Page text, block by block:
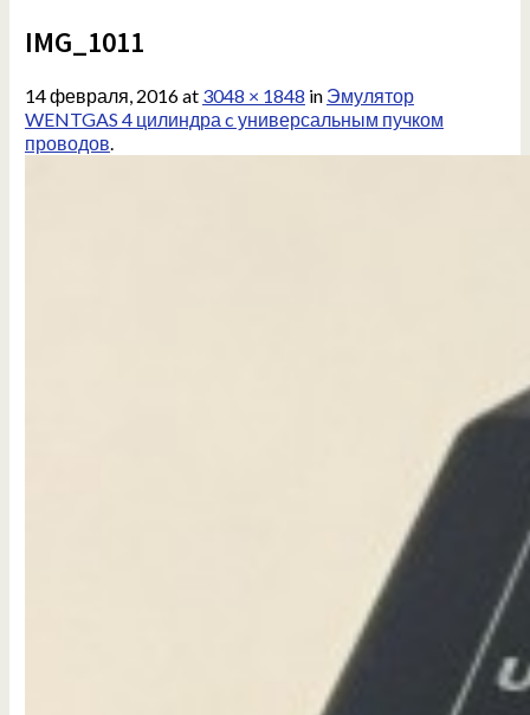
IMG_1011
14 февраля, 2016at 3048 × 1848 in Эмулятор
WENTGAS 4 цилиндра c универсальным пучком
проводов.